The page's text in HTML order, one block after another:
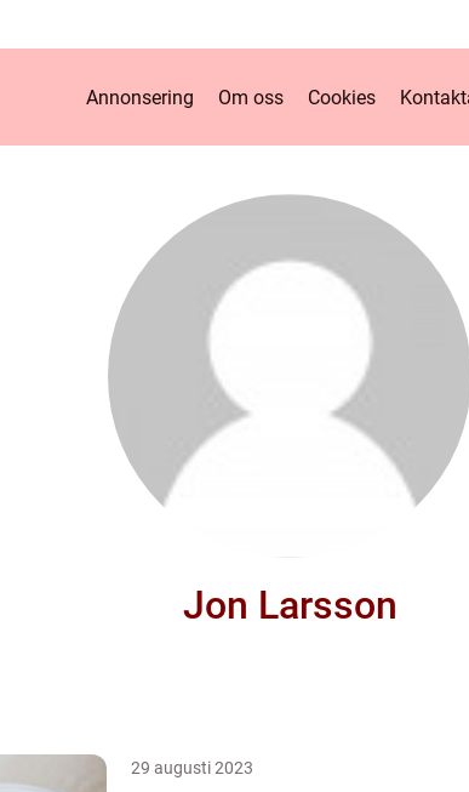
Annonsering Om oss Cookies
Jon Larsson
29 augusti 2023